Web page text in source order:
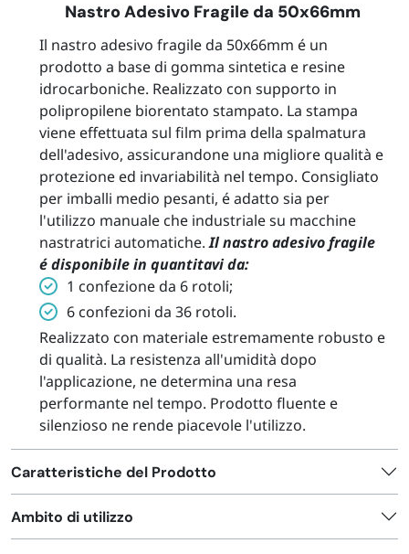
Nastro Adesivo Fragile da 50x66mm
Il nastro adesivo fragile da 50x66mm é un
prodotto a base di gomma sintetica e resine
idrocarboniche. Realizzato con supporto in
polipropilene biorentato stampato. La stampa
viene effettuata sul film prima della spalmatura
dell'adesivo, assicurandone una migliore qualità e
protezione ed invariabilità nel tempo. Consigliato
per imballi medio pesanti, é adatto sia per
l'utilizzo manuale che industriale su macchine
nastratrici automatiche.Il nastro adesivo fragile
é disponibile in quantitavi da:
1 confezione da 6 rotoli;
6 confezioni da 36 rotoli.
Realizzato con materiale estremamente robusto e
di qualità. La resistenza all'umidità dopo
l'applicazione, ne determina una resa
performante nel tempo. Prodotto fluente e
silenzioso ne rende piacevole l'utilizzo.
Caratteristiche del Prodotto
Ambito di utilizzo